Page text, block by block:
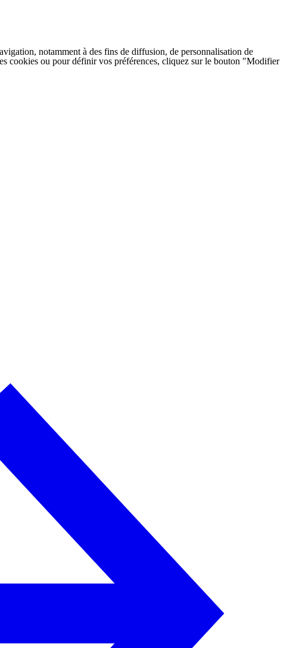
notamment à des fins de diffusion, de personnalisation de
cookies ou pour définir vos préférences, cliquez sur le bouton "Modifier